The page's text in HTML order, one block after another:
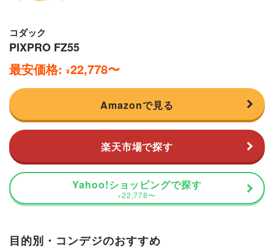
コダック
PIXPRO FZ55
最安価格: ¥22,778〜
Amazonで見る
楽天市場で探す
Yahoo!ショッピングで探す
¥ 22,778〜
目的別・コンデジのおすすめ